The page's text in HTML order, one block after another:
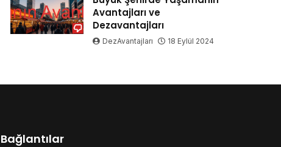
Avantajları ve
Dezavantajları
DezAvantajları 18 Eylül 2024
Bağlantılar